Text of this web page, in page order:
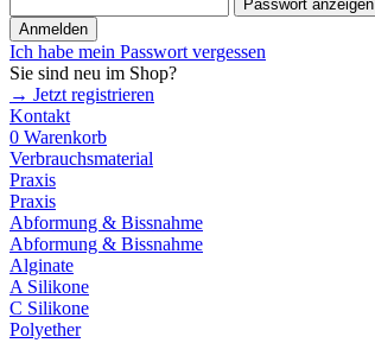
Passwort anzeigen
Anmelden
Ich habe mein Passwort vergessen
Sie sind neu im Shop?
→ Jetzt registrieren
Kontakt
0 Warenkorb
Verbrauchsmaterial
Praxis
Praxis
Abformung & Bissnahme
Abformung & Bissnahme
Alginate
A Silikone
C Silikone
Polyether